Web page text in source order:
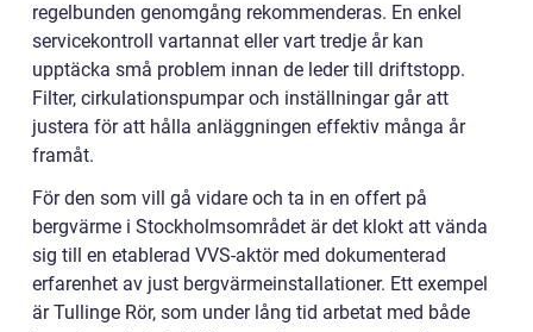
regelbunden genomgång rekommenderas. En enkel
servicekontroll vartannat eller vart tredje år kan
upptäcka små problem innan de leder till driftstopp.
Filter, cirkulationspumpar och inställningar går att
justera för att hålla anläggningen effektiv många år
framåt.
För den som vill gå vidare och ta in en offert på
bergvärme i Stockholmsområdet är det klokt att vända
sig till en etablerad VVS-aktör med dokumenterad
erfarenhet av just bergvärmeinstallationer. Ett exempel
är Tullinge Rör, som under lång tid arbetat med både